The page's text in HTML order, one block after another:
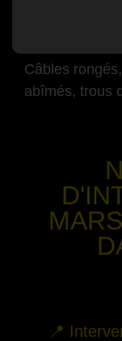
✅ Dégâts
Câbles
abîmés, trous
📍